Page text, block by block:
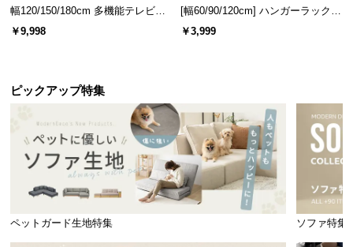
幅120/150/180cm 多機能テレビボ
ード 木目/石目調 オープン収納・
￥9,998
[幅60/90/120cm] ハンガーラック
スチール 4段階高さ調節 サイドフ
￥3,999
ピックアップ特集
ペットガード生地特集 ソファ特集